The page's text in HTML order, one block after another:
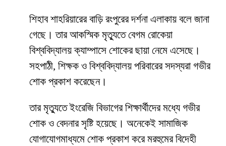
শিহাব শাহরিয়ারের বাড়ি রংপুরের দর্শনা এলাকায় বলে জানা
গেছে। তার আকস্মিক মৃত্যুতে বেগম রোকেয়া
বিশ্ববিদ্যালয় ক্যাম্পাসে শোকের ছায়া নেমে এসেছে।
সহপাঠী, শিক্ষক ও বিশ্ববিদ্যালয় পরিবারের সদস্যরা গভীর
শোক প্রকাশ করেছেন।
তার মৃত্যুতে ইংরেজি বিভাগের শিক্ষার্থীদের মধ্যে গভীর
শোক ও বেদনার সৃষ্টি হয়েছে। অনেকেই সামাজিক
যোগাযোগমাধ্যমে শোক প্রকাশ করে মরহুমের বিদেহী